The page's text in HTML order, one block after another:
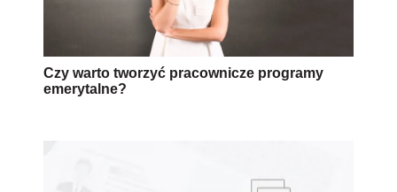
Czy warto tworzyć pracownicze programy
emerytalne?